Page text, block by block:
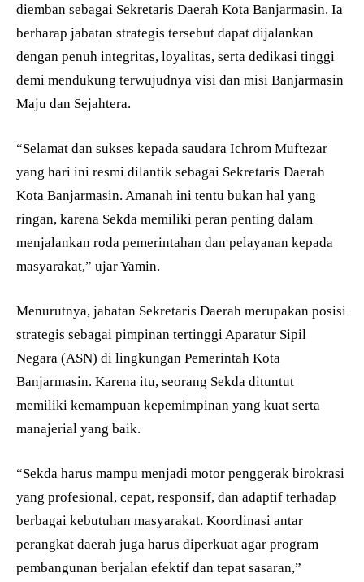
diemban sebagai Sekretaris Daerah Kota Banjarmasin. Ia
berharap jabatan strategis tersebut dapat dijalankan
dengan penuh integritas, loyalitas, serta dedikasi tinggi
demi mendukung terwujudnya visi dan misi Banjarmasin
Maju dan Sejahtera.
“Selamat dan sukses kepada saudara Ichrom Muftezar
yang hari ini resmi dilantik sebagai Sekretaris Daerah
Kota Banjarmasin. Amanah ini tentu bukan hal yang
ringan, karena Sekda memiliki peran penting dalam
menjalankan roda pemerintahan dan pelayanan kepada
masyarakat,” ujar Yamin.
Menurutnya, jabatan Sekretaris Daerah merupakan posisi
strategis sebagai pimpinan tertinggi Aparatur Sipil
Negara (ASN) di lingkungan Pemerintah Kota
Banjarmasin. Karena itu, seorang Sekda dituntut
memiliki kemampuan kepemimpinan yang kuat serta
manajerial yang baik.
“Sekda harus mampu menjadi motor penggerak birokrasi
yang profesional, cepat, responsif, dan adaptif terhadap
berbagai kebutuhan masyarakat. Koordinasi antar
perangkat daerah juga harus diperkuat agar program
pembangunan berjalan efektif dan tepat sasaran,”